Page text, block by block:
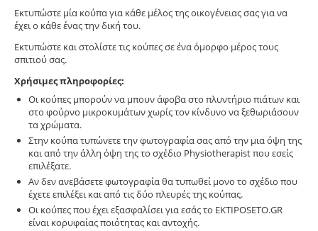
Εκτυπώστε μία κούπα για κάθε μέλος της οικογένειας σας για να
έχει ο κάθε ένας την δική του.
Εκτυπώστε και στολίστε τις κούπες σε ένα όμορφο μέρος τους
σπιτιού σας.
Χρήσιμες πληροφορίες:
Οι κούπες μπορούν να μπουν άφοβα στο πλυντήριο πιάτων και
στο φούρνο μικροκυμάτων χωρίς τον κίνδυνο να ξεθωριάσουν
τα χρώματα.
Στην κούπα τυπώνετε την φωτογραφία σας από την μια όψη της
και από την άλλη όψη της το σχέδιο Physiotherapist που εσείς
επιλέξατε.
Αν δεν ανεβάσετε φωτογραφία θα τυπωθεί μονο το σχέδιο που
έχετε επιλέξει και από τις δύο πλευρές της κούπας.
Οι κούπες που έχει εξασφαλίσει για εσάς το EKTIPOSETO.GR
είναι κορυφαίας ποιότητας και αντοχής.